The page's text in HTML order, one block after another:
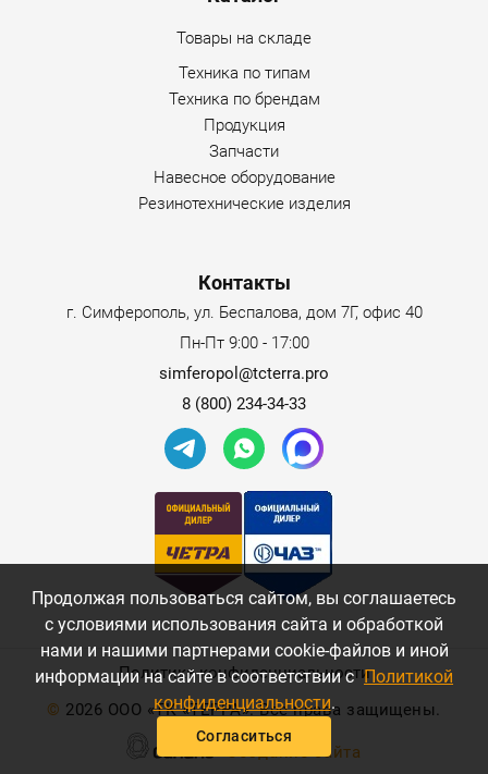
Товары на складе
Техника по типам
Техника по брендам
Продукция
Запчасти
Навесное оборудование
Резинотехнические изделия
Контакты
г. Симферополь, ул. Беспалова, дом 7Г, офис 40
Пн-Пт 9:00 - 17:00
simferopol@tcterra.pro
8 (800) 234-34-33
© 2026 ООО «ТК «ТЕРРА». Все права защищены.
Политика конфиденциальности
Создание сайта
Продолжая пользоваться сайтом, вы соглашаетесь
с условиями использования сайта и обработкой
нами и нашими партнерами cookie-файлов и иной
информации на сайте в соответствии с Политикой
конфиденциальности.
Согласиться